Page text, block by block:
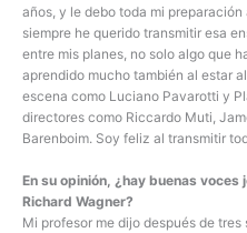
años, y le debo toda mi
siempre he querido transmitir esa
entre mis planes, no solo algo que
aprendido mucho también al estar
escena como Luciano Pavarotti y
directores como Riccardo Muti,
Barenboim. Soy feliz al transmitir
En su opinión, ¿hay buenas
Richard Wagner?
Mi profesor me dijo después de